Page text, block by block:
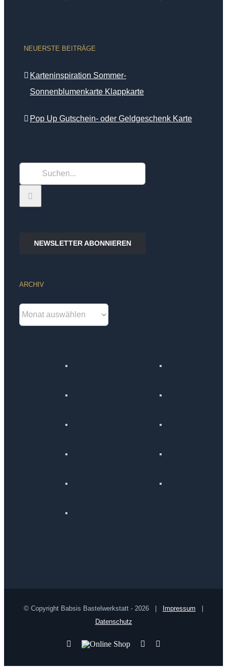
NEUERSTE BEITRÄGE
Karteninspiration Sommer-
Sonnenblumenkarte Klappkarte
Pop Up Gutschein- oder Geldgeschenk Karte
nach:
NEWSLETTER ABONNIEREN
ARCHIV
Archiv
© Copyright Babsis Bastelwerkstatt - 2026 | Impressum |
Datenschutz
YouTube
Online
Pinterest